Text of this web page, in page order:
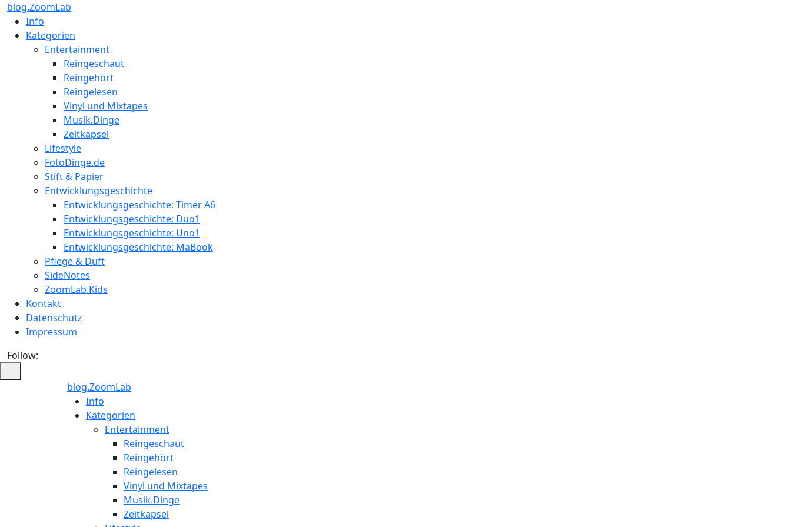
blog.ZoomLab
Info
Kategorien
Entertainment
Reingeschaut
Reingehört
Reingelesen
Vinyl und Mixtapes
Musik.Dinge
Zeitkapsel
Lifestyle
FotoDinge.de
Stift & Papier
Entwicklungsgeschichte
Entwicklungsgeschichte: Timer A6
Entwicklungsgeschichte: Duo1
Entwicklungsgeschichte: Uno1
Entwicklungsgeschichte: MaBook
Pflege & Duft
SideNotes
ZoomLab.Kids
Kontakt
Datenschutz
Impressum
Follow:
blog.ZoomLab
ZoomLab
pers.
Blog
Info
Kategorien
Entertainment
Reingeschaut
Reingehört
Reingelesen
Vinyl und Mixtapes
Musik.Dinge
Zeitkapsel